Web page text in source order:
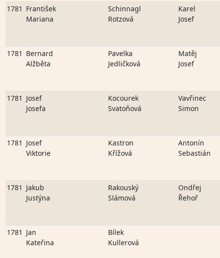
1781 František
Mariana
Schinnagl
Rotzová
Karel
Josef
1781 Bernard
Alžběta
Pavelka
Jedličková
Matěj
Josef
1781 Josef
Josefa
Kocourek
Svatoňová
Vavřinec
Simon
1781 Josef
Viktorie
Kastron
Křížová
Antonín
Sebastián
1781 Jakub
Justýna
Rakouský
Slámová
Ondřej
Řehoř
1781 Jan
Kateřina
Bílek
Kullerová